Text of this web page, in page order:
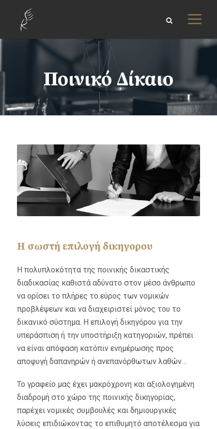
Ποινικό Δίκαιο
Η σωστή επιλογή δικηγορου
Η πολυπλοκότητα της ποινικής δικαστικής
διαδικασίας καθιστά αδύνατο στον μέσο άνθρωπο
να ορίσει το πλήρες το εύρος των νομικών
προβλέψεων και να διαχειριστεί μόνος του το
δικανικό σύστημα. Η επιλογή δικηγόρου για την
υπεράσπιση ή την υποστήριξη κατηγοριών, πρέπει
να είναι απόφαση κατόπιν ενημέρωσης προς
αποφυγή δαπανηρών ή ανεπανόρθωτων λαθών…
Το γραφείο μας έχει μακρόχρονη και αξιολογημένη
διαδρομή στο χώρο της ποινικής δικηγορίας,
παρέχει νομικές συμβουλές και δημιουργικές
λύσεις επιδιώκοντας το επιθυμητό αποτέλεσμα για